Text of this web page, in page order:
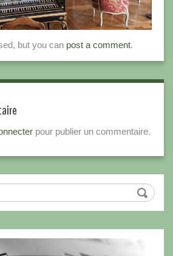
but you can post a comment.
pour publier un commentaire.